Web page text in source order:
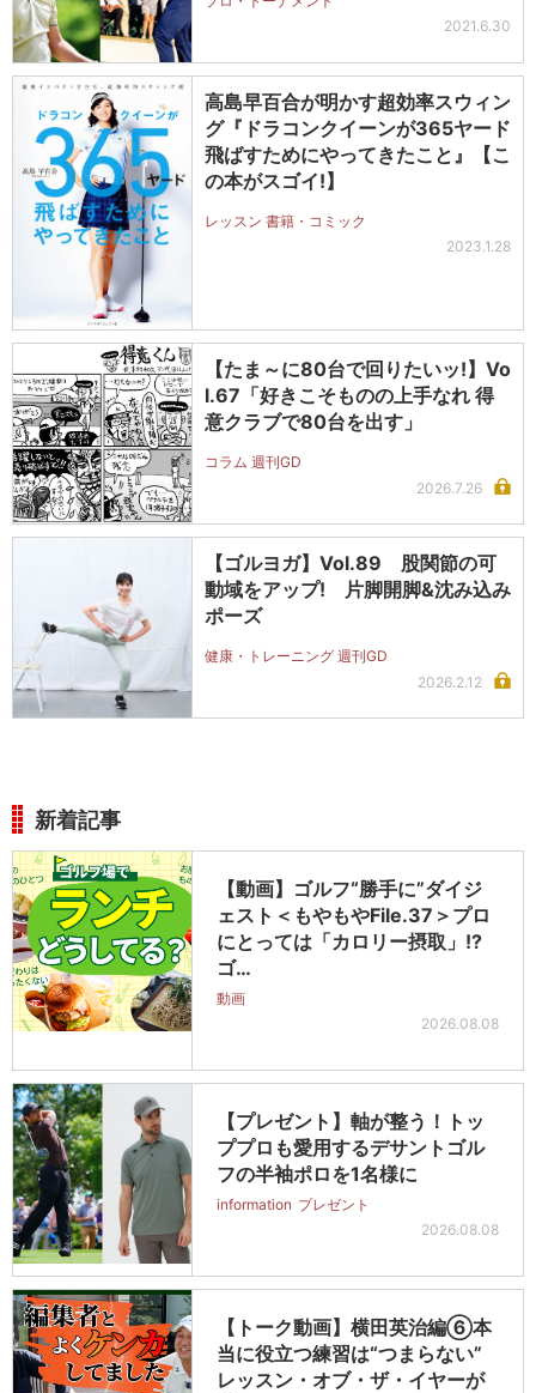
2021.6.30
高島早百合が明かす超効率スウィン
グ『ドラコンクイーンが365ヤード
飛ばすためにやってきたこと』【こ
の本がスゴイ!】
レッスン 書籍・コミック
2023.1.28
【たま～に80台で回りたいッ!】Vo
l.67「好きこそものの上手なれ 得
意クラブで80台を出す」
コラム 週刊GD
2026.7.26
【ゴルヨガ】Vol.89 股関節の可
動域をアップ! 片脚開脚&沈み込み
ポーズ
健康・トレーニング 週刊GD
2026.2.12
新着記事
【動画】ゴルフ“勝手に”ダイジ
ェスト＜もやもやFile.37＞プロ
にとっては「カロリー摂取」!?
ゴ…
動画
2026.08.08
【プレゼント】軸が整う！トッ
ププロも愛用するデサントゴル
フの半袖ポロを1名様に
information プレゼント
2026.08.08
【トーク動画】横田英治編⑥本
当に役立つ練習は“つまらない”
レッスン・オブ・ザ・イヤーが